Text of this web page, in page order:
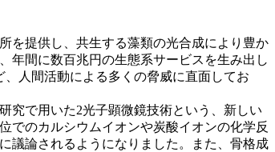
を提供し、共生する藻類の光合成により豊か
年間に数百兆円の生態系サービスを生み出し
人間活動による多くの脅威に直面してお
究で用いた2光子顕微鏡技術という、新しい
でのカルシウムイオンや炭酸イオンの化学反
議論されるようになりました。また、骨格成